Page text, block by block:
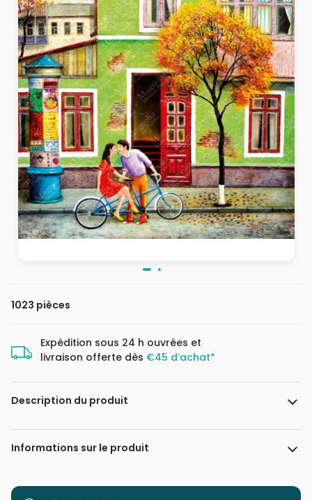
1023 pièces
Expédition sous 24 h ouvrées et
livraison offerte dès €45 d’achat*
Description du produit
David Martiashvili
Informations sur le produit
Marque Magnolia